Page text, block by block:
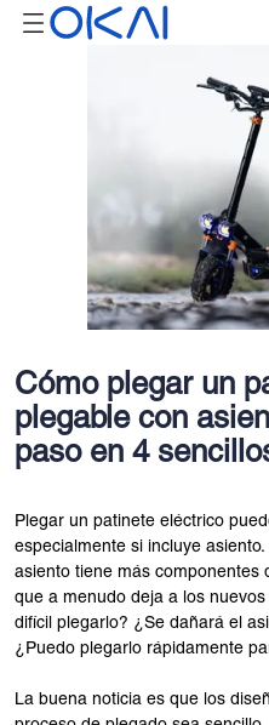
Cómo plegar un
plegable con
paso en 4
Plegar un patinete eléctrico
especialmente si incluye
asiento tiene más componentes
que a menudo deja a los
difícil plegarlo? ¿Se dañará el
¿Puedo plegarlo rápidamente
La buena noticia es que los